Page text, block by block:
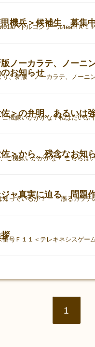
甲機兵＞候補生、募集
版ノーカラテ、ノーニ
お知らせ
＞の弁明、あるいは
佐＞から、残念なお知
ャ真実に迫る、問題
1